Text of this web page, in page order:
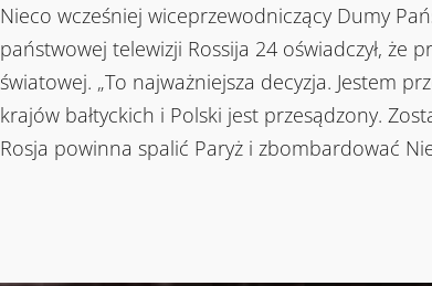
Nieco wcześniej wiceprzewodniczący Dumy
państwowej telewizji Rossija 24 oświadczył, że
światowej. „To najważniejsza decyzja. Jestem
krajów bałtyckich i Polski jest przesądzony.
Rosja powinna spalić Paryż i zbombardować